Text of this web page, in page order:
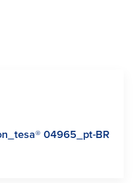
tesa® 04965_pt-BR